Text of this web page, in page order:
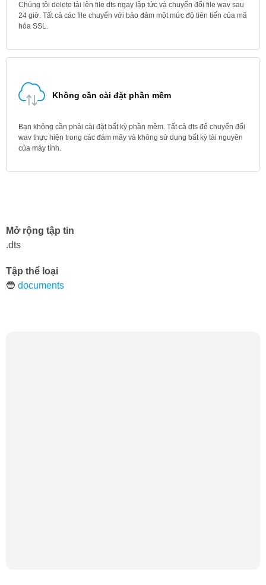
Chúng tôi delete tải lên file dts ngay lập tức và chuyển đổi file wav sau
24 giờ. Tất cả các file chuyển với bảo đảm một mức độ tiên tiến của mã
hóa SSL.
Không cần cài đặt phần mềm
Bạn không cần phải cài đặt bất kỳ phần mềm. Tất cả dts để chuyển đổi
wav thực hiện trong các đám mây và không sử dụng bất kỳ tài nguyên
của máy tính.
Mở rộng tập tin
.dts
Tập thể loại
🔵 documents